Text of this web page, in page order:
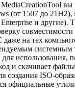
вы
(от 1507 до 21H2),
и другие).
на тех
системным
использования,
и скачивает
создания ISO-
официальные